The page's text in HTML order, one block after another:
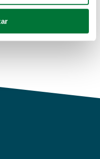
específicas (huellas
cómo se procesan sus
del sitio web con
publicidad y análisis